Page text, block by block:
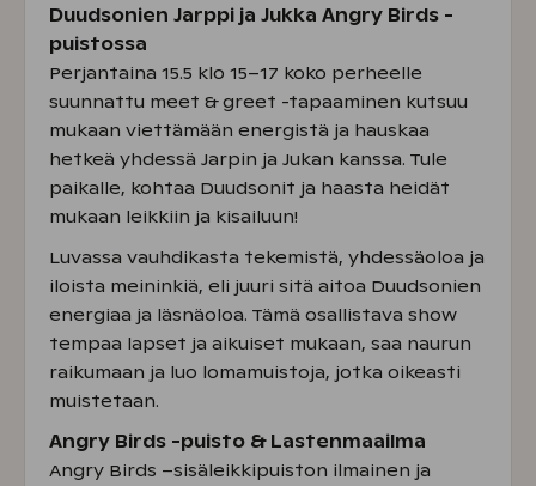
Duudsonien Jarppi ja Jukka Angry Birds -
puistossa
Perjantaina 15.5 klo 15–17 koko perheelle
suunnattu meet & greet -tapaaminen kutsuu
mukaan viettämään energistä ja hauskaa
hetkeä yhdessä Jarpin ja Jukan kanssa. Tule
paikalle, kohtaa Duudsonit ja haasta heidät
mukaan leikkiin ja kisailuun!
Luvassa vauhdikasta tekemistä, yhdessäoloa ja
iloista meininkiä, eli juuri sitä aitoa Duudsonien
energiaa ja läsnäoloa. Tämä osallistava show
tempaa lapset ja aikuiset mukaan, saa naurun
raikumaan ja luo lomamuistoja, jotka oikeasti
muistetaan.
Angry Birds -puisto & Lastenmaailma
Angry Birds –sisäleikkipuiston ilmainen ja